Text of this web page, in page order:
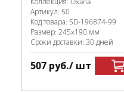
Артикул: 50
Код товара: SD-196874-99
Размер: 245x190 мм
Сроки доставки: 30 дней
507 руб./ шт